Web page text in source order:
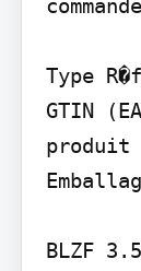
commande
Type
GTIN
produit
BLZF